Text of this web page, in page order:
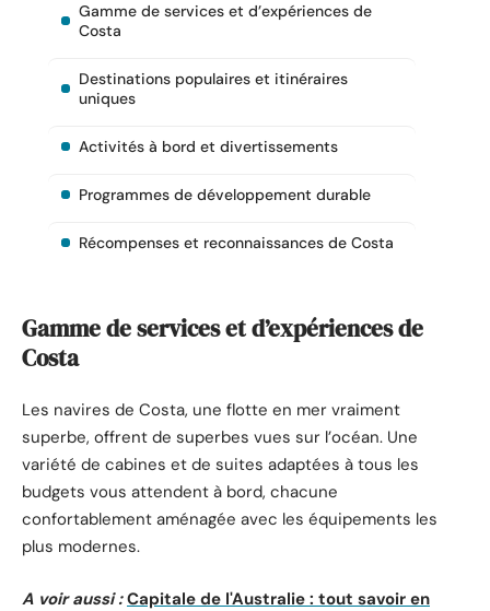
Gamme de services et d’expériences de
Costa
Destinations populaires et itinéraires
uniques
Activités à bord et divertissements
Programmes de développement durable
Récompenses et reconnaissances de Costa
Gamme de services et d’expériences de
Costa
Les navires de Costa, une flotte en mer vraiment
superbe, offrent de superbes vues sur l’océan. Une
variété de cabines et de suites adaptées à tous les
budgets vous attendent à bord, chacune
confortablement aménagée avec les équipements les
plus modernes.
A voir aussi : Capitale de l'Australie : tout savoir en